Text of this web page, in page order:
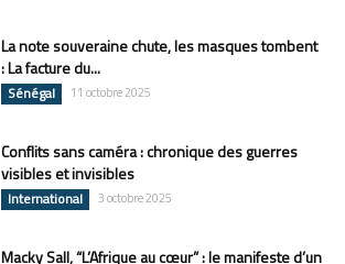
La note souveraine chute, les masques tombent
: La facture du...
Sénégal 11 octobre 2025
Conflits sans caméra : chronique des guerres
visibles et invisibles
International 3 octobre 2025
Macky Sall, “L’Afrique au cœur” : le manifeste d’un